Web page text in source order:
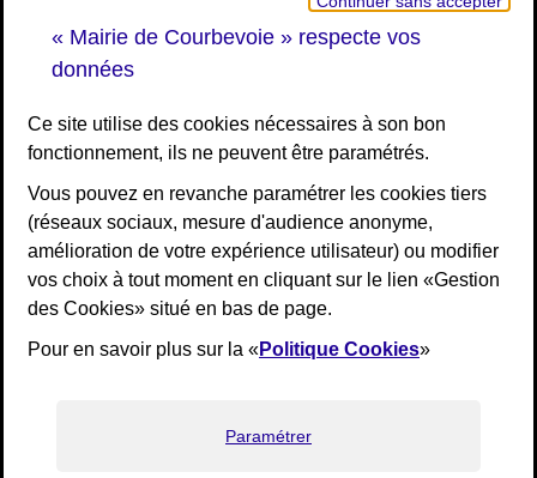
« Mairie de Courbevoie » respecte vos
données
Ce site utilise des cookies nécessaires à son bon
fonctionnement, ils ne peuvent être paramétrés.
Vous pouvez en revanche paramétrer les cookies tiers
(réseaux sociaux, mesure d'audience anonyme,
amélioration de votre expérience utilisateur) ou modifier
vos choix à tout moment en cliquant sur le lien «Gestion
des Cookies» situé en bas de page.
Pour en savoir plus sur la «Politique Cookies»
Paramétrer
Plan de siteGestion des cookies